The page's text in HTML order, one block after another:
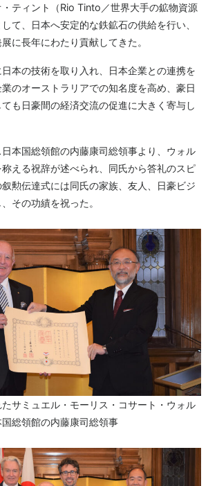
ティント（Rio Tinto／世界大手の鉱物資源
て、日本へ安定的な鉄鉱石の供給を行い、
に長年にわたり貢献してきた。
本の技術を取り入れ、日本企業との連携を
のオーストラリアでの知名度を高め、豪日
も日豪間の経済交流の促進に大きく寄与し
本国総領館の内藤康司総領事より、ウォル
える祝辞が述べられ、同氏から答礼のスピ
勲伝達式には同氏の家族、友人、日豪ビジ
その功績を祝った。
サミュエル・モーリス・コサート・ウォル
総領館の内藤康司総領事